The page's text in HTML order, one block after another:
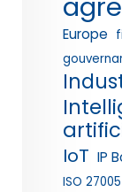
Europe
IoT IP
ISO 27005